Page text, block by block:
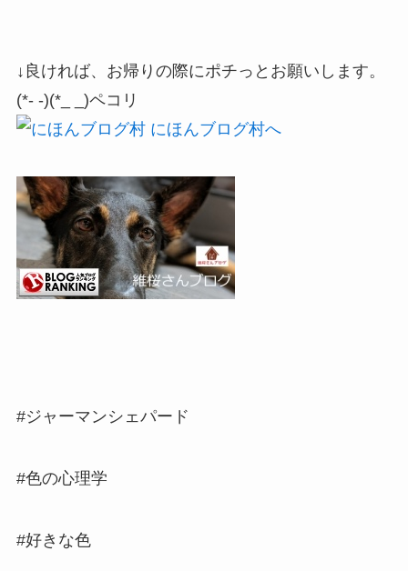
↓良ければ、お帰りの際にポチっとお願いします。
(*- -)(*_ _)ペコリ
#ジャーマンシェパード
#色の心理学
#好きな色